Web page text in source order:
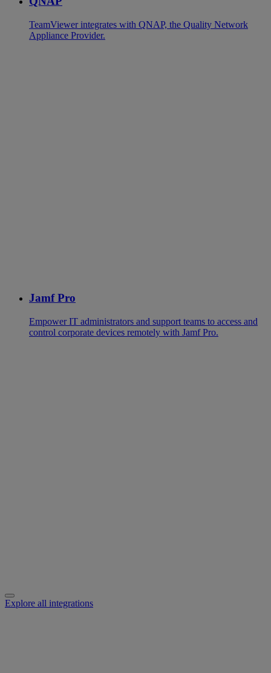
TeamViewer integrates with QNAP, the Quality Network
Appliance Provider.
Jamf Pro
Empower IT administrators and support teams to access and
control corporate devices remotely with Jamf Pro.
Explore all integrations